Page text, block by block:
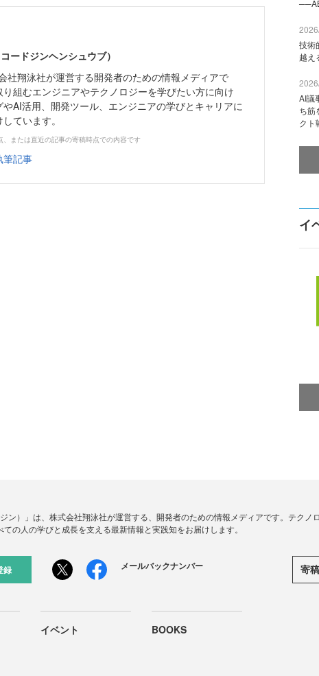
ードジンヘンシュウブ）
社翔泳社が運営する開発者のための情報メディアで
組むエンジニアやテクノロジーを学びたい方に向け
AI活用、開発ツール、エンジニアの学びとキャリアに
ています。
または直近の記事の寄稿時点での内容です
筆記事
技術
越え
AI議
ち筋
クト
イ
ン）」は、株式会社翔泳社が運営する、開発者のための情報メディアです。テク
の人の学びと成長を支える最新情報と実践知をお届けします。
録 メールバックナンバー 寄
イベント BOOKS